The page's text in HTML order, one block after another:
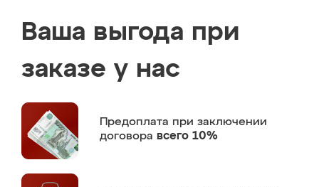
Ваша выгода при
заказе у нас
Предоплата при заключении
договора всего 10%